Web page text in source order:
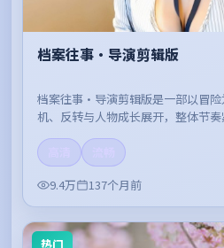
档案往事·导演剪辑版
档案往事·导演剪辑版是一部以冒
机、反转与人物成长展开，整体节奏
9.4万
137个月前
热门